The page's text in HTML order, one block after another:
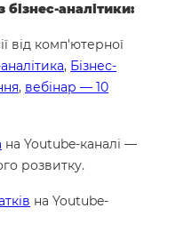
аналітики:
від комп'ютерної
, Бізнес-
, вебінар — 10
на Youtube-каналі —
розвитку.
на Youtube-